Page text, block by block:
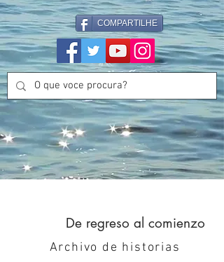
COMPARTILHE
De regreso al comienzo
Archivo de historias